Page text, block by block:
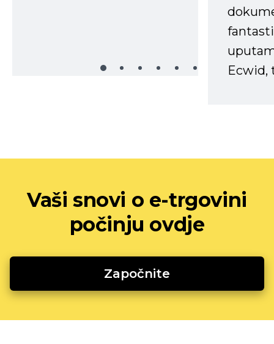
Ecwid,
Vaši snovi o e-trgovini
počinju ovdje
Započnite